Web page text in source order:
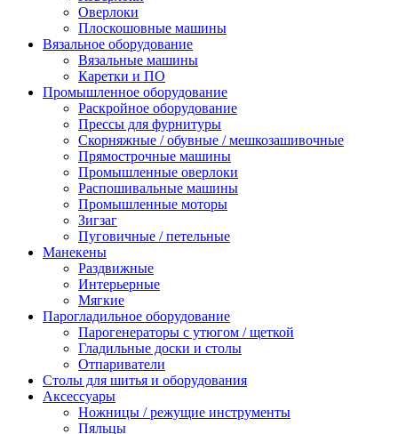
Оверлоки
Плоскошовные машины
Вязальное оборудование
Вязальные машины
Каретки и ПО
Промышленное оборудование
Раскройное оборудование
Прессы для фурнитуры
Скорняжные / обувные / мешкозашивочные
Прямострочные машины
Промышленные оверлоки
Распошивальные машины
Промышленные моторы
Зигзаг
Пуговичные / петельные
Манекены
Раздвижные
Интерьерные
Мягкие
Парогладильное оборудование
Парогенераторы с утюгом / щеткой
Гладильные доски и столы
Отпариватели
Столы для шитья и оборудования
Аксессуары
Ножницы / режущие инструменты
Пяльцы